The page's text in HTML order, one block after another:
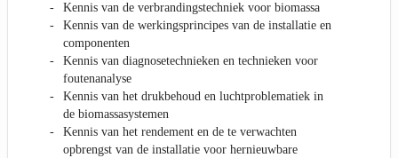
Kennis van de verbrandingstechniek voor biomassa
Kennis van de werkingsprincipes van de installatie en
componenten
Kennis van diagnosetechnieken en technieken voor
foutenanalyse
Kennis van het drukbehoud en luchtproblematiek in
de biomassasystemen
Kennis van het rendement en de te verwachten
opbrengst van de installatie voor hernieuwbare